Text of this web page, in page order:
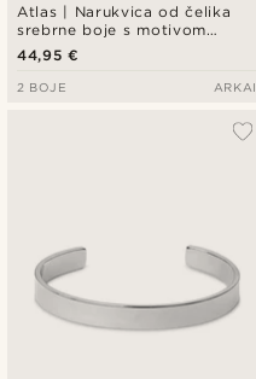
Atlas | Narukvica od čelika
srebrne boje s motivom
Sjevernjače
44,95 €
2 BOJE ARKAI